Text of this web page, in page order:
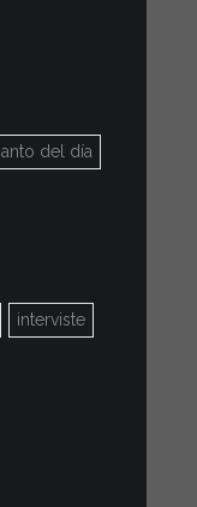
del día
interviste